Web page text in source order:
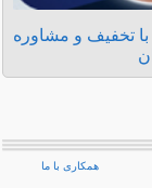
با تخفیف و مشاوره
همکاری با ما